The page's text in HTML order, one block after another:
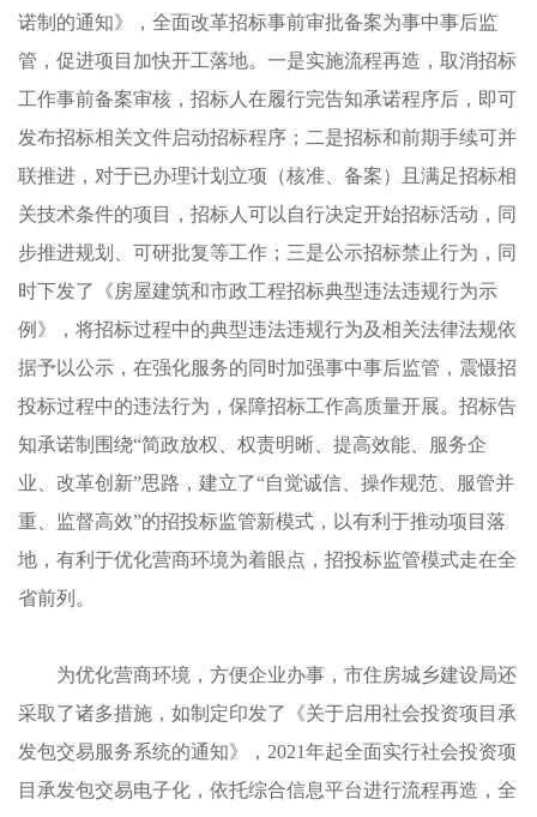
诺制的通知》，全面改革招标事前审批备案为事中事后监
管，促进项目加快开工落地。一是实施流程再造，取消招标
工作事前备案审核，招标人在履行完告知承诺程序后，即可
发布招标相关文件启动招标程序；二是招标和前期手续可并
联推进，对于已办理计划立项（核准、备案）且满足招标相
关技术条件的项目，招标人可以自行决定开始招标活动，同
步推进规划、可研批复等工作；三是公示招标禁止行为，同
时下发了《房屋建筑和市政工程招标典型违法违规行为示
例》，将招标过程中的典型违法违规行为及相关法律法规依
据予以公示，在强化服务的同时加强事中事后监管，震慑招
投标过程中的违法行为，保障招标工作高质量开展。招标告
知承诺制围绕“简政放权、权责明晰、提高效能、服务企
业、改革创新”思路，建立了“自觉诚信、操作规范、服管并
重、监督高效”的招投标监管新模式，以有利于推动项目落
地，有利于优化营商环境为着眼点，招投标监管模式走在全
省前列。
为优化营商环境，方便企业办事，市住房城乡建设局还
采取了诸多措施，如制定印发了《关于启用社会投资项目承
发包交易服务系统的通知》，2021年起全面实行社会投资项
目承发包交易电子化，依托综合信息平台进行流程再造，全